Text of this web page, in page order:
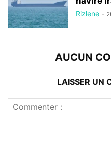
Rizlene -
AUCUN
LAISSER UN